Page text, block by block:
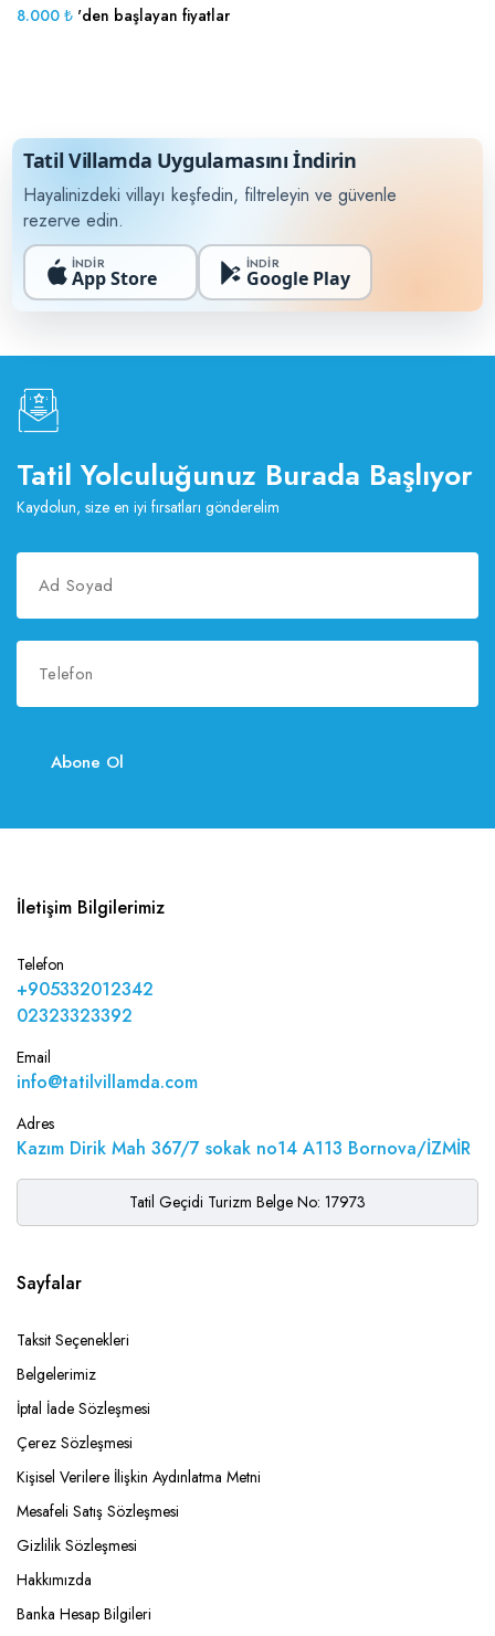
8.000 ₺ 'den başlayan fiyatlar
Tatil Villamda Uygulamasını İndirin
Hayalinizdeki villayı keşfedin, filtreleyin ve güvenle
rezerve edin.
İNDİR
App Store
İNDİR
Google Play
Tatil Yolculuğunuz Burada Başlıyor
Kaydolun, size en iyi fırsatları gönderelim
Abone Ol
İletişim Bilgilerimiz
Telefon
+905332012342
02323323392
Email
info@tatilvillamda.com
Adres
Kazım Dirik Mah 367/7 sokak no14 A113 Bornova/İZMİR
Tatil Geçidi Turizm Belge No: 17973
Sayfalar
Taksit Seçenekleri
Belgelerimiz
İptal İade Sözleşmesi
Çerez Sözleşmesi
Kişisel Verilere İlişkin Aydınlatma Metni
Mesafeli Satış Sözleşmesi
Gizlilik Sözleşmesi
Hakkımızda
Banka Hesap Bilgileri